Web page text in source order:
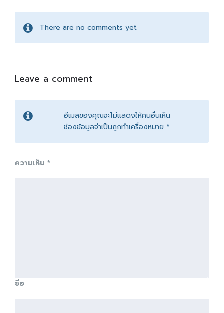
There are no comments yet
Leave a comment
อีเมลของคุณจะไม่แสดงให้คนอื่นเห็น
ช่องข้อมูลจำเป็นถูกทำเครื่องหมาย *
ความเห็น*
ชื่อ